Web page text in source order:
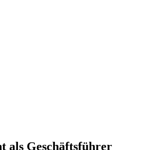
als Geschäftsführer